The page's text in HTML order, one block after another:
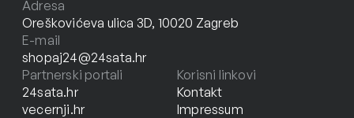
Adresa
Oreškovićeva ulica 3D, 10020 Zagreb
E-mail
shopaj24@24sata.hr
Partnerski portali
24sata.hr
vecernji.hr
Korisni linkovi
Kontakt
Impressum